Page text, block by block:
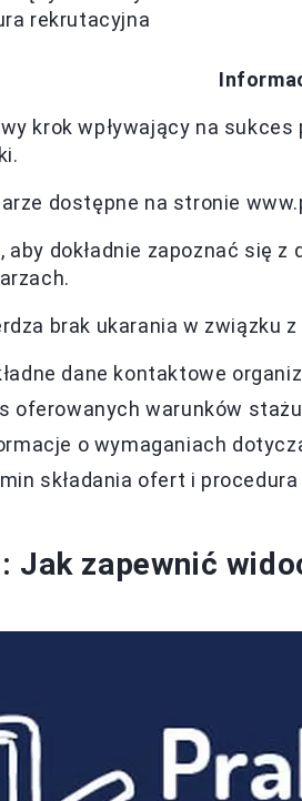
rekrutacyjna
krok wpływający na
dostępne na stronie
aby dokładnie zapoznać się
brak ukarania w związku
dane kontaktowe
oferowanych warunków
o wymaganiach
składania ofert i
zapewnić